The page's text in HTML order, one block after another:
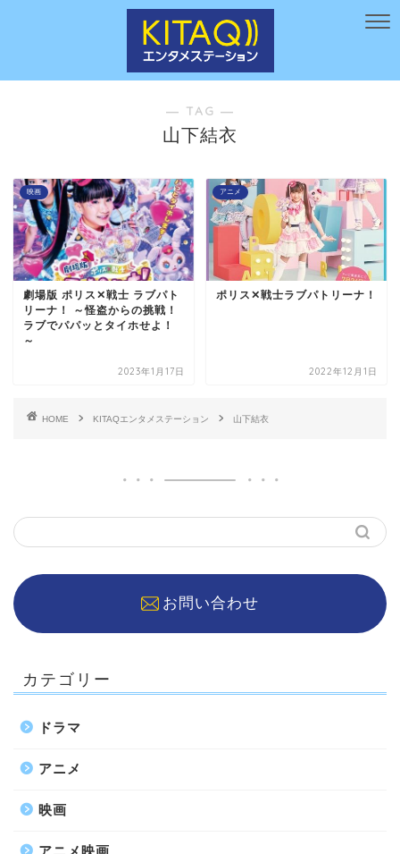
― TAG ―
山下結衣
映画
劇場版 ポリス✕戦士 ラブパト
リーナ！ ～怪盗からの挑戦！
ラブでパパッとタイホせよ！
～
2023年1月17日
アニメ
ポリス✕戦士ラブパトリーナ！
2022年12月1日
HOME KITAQエンタメステーション 山下結衣
お問い合わせ
カテゴリー
ドラマ
アニメ
映画